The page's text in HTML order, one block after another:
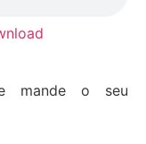
mande o seu